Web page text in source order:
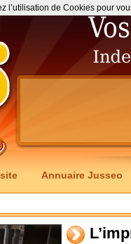
Annuaire Jusseo
l’utilisation de Cookies pour